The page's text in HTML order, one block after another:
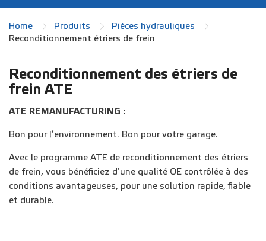
Home Produits
Pièces hydrauliques
Reconditionnement étriers de frein
Reconditionnement des étriers de
frein ATE
ATE REMANUFACTURING :
Bon pour l’environnement. Bon pour votre garage.
Avec le programme ATE de reconditionnement des étriers
de frein, vous bénéficiez d’une qualité OE contrôlée à des
conditions avantageuses, pour une solution rapide, fiable
et durable.